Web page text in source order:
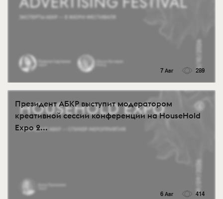
7 Авг 289
Президент АБКР выступит модератором
креативной сессии конференции на HouseHold
Expo 2...
6 Авг 414